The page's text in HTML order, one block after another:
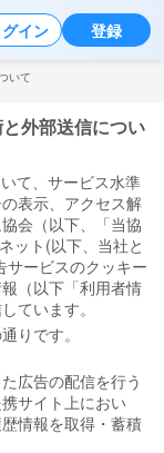
グイン 登録
いて
外部送信につい
て、サービス水準
表示、アクセス解
会（以下、「当協
ット(以下、当社と
サービスのクッキー
（以下「利用者情
ています。
りです。
広告の配信を行う
サイト上におい
情報を取得・蓄積